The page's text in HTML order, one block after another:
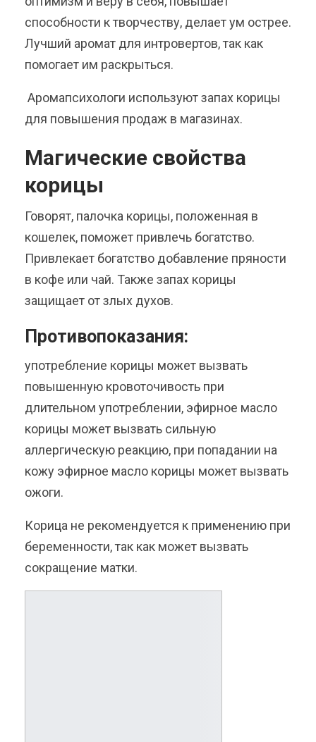
способности к творчеству, делает ум острее.
Лучший аромат для интровертов, так как
помогает им раскрыться.
Аромапсихологи используют запах корицы
для повышения продаж в магазинах.
Магические свойства
корицы
Говорят, палочка корицы, положенная в
кошелек, поможет привлечь богатство.
Привлекает богатство добавление пряности
в кофе или чай. Также запах корицы
защищает от злых духов.
Противопоказания:
употребление корицы может вызвать
повышенную кровоточивость при
длительном употреблении, эфирное масло
корицы может вызвать сильную
аллергическую реакцию, при попадании на
кожу эфирное масло корицы может вызвать
ожоги.
Корица не рекомендуется к применению при
беременности, так как может вызвать
сокращение матки.